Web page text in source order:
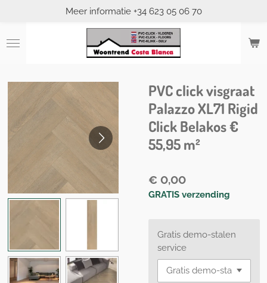
naar
Meer informatie +34 623 05 06 70
PVC click visgraat
Palazzo XL71 Rigid
Click Belakos €
55,95 m²
€ 0,00
GRATIS verzending
Gratis demo-stalen
service